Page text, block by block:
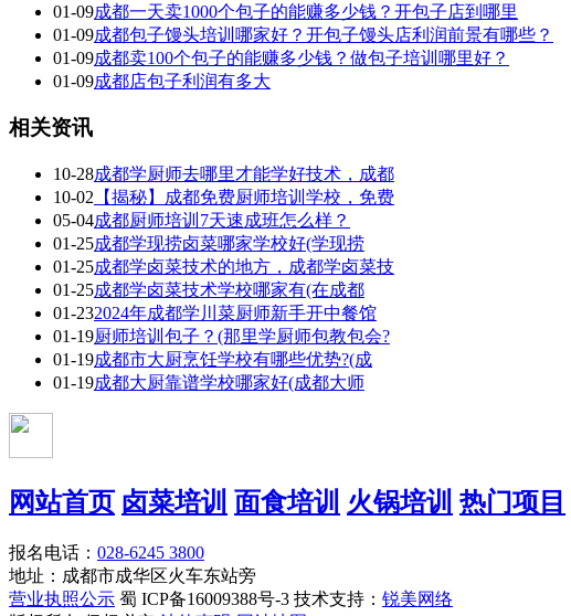
01-09成都一天卖1000个包子的能赚多少钱？开包子店到哪里
01-09成都包子馒头培训哪家好？开包子馒头店利润前景有哪些？
01-09成都卖100个包子的能赚多少钱？做包子培训哪里好？
01-09成都店包子利润有多大
相关资讯
10-28成都学厨师去哪里才能学好技术，成都
10-02 【揭秘】成都免费厨师培训学校，免费
05-04成都厨师培训7天速成班怎么样？
01-25成都学现捞卤菜哪家学校好(学现捞
01-25成都学卤菜技术的地方，成都学卤菜技
01-25成都学卤菜技术学校哪家有(在成都
01-232024年成都学川菜厨师新手开中餐馆
01-19厨师培训包子？(那里学厨师包教包会?
01-19成都市大厨烹饪学校有哪些优势?(成
01-19成都大厨靠谱学校哪家好(成都大师
网站首页 卤菜培训 面食培训 火锅培训 热门项目
报名电话： 028-6245 3800
地址：成都市成华区火车东站旁
营业执照公示 蜀 ICP备16009388号-3 技术支持： 锐美网络